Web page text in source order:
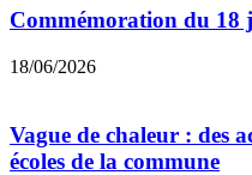
Commémoration du 18
18/06/2026
Vague de chaleur : des
écoles de la commune